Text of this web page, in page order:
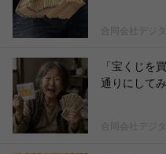
合同会社デジ
「宝くじを
通りにして
合同会社デジ